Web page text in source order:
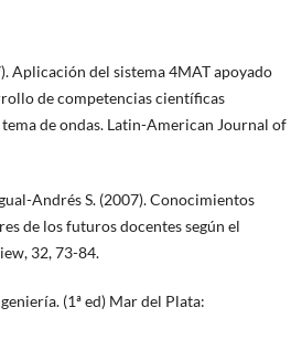
Aplicación del sistema 4MAT apoyado
de competencias científicas
de ondas. Latin-American Journal of
Andrés S. (2007). Conocimientos
de los futuros docentes según el
32, 73-84.
(1ª ed) Mar del Plata: